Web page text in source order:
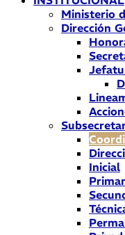
Ministerio
Dirección
Inicial